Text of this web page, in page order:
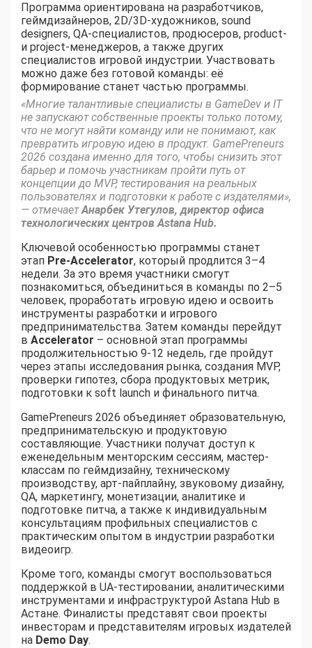
Программа ориентирована на разработчиков,
геймдизайнеров, 2D/3D-художников, sound
designers, QA-специалистов, продюсеров, product-
и project-менеджеров, а также других
специалистов игровой индустрии. Участвовать
можно даже без готовой команды: её
формирование станет частью программы.
«Многие талантливые специалисты в GameDev и IT
не запускают собственные проекты только потому,
что не могут найти команду или не понимают, как
превратить игровую идею в продукт. GamePreneurs
2026 создана именно для того, чтобы снизить этот
барьер и помочь участникам пройти путь от
концепции до MVP, тестирования на реальных
пользователях и подготовки к работе с издателями»,
— отмечаетАнарбек Утегулов, директор офиса
технологических центров Astana Hub.
Ключевой особенностью программы станет
этап Pre-Accelerator, который продлится 3–4
недели. За это время участники смогут
познакомиться, объединиться в команды по 2–5
человек, проработать игровую идею и освоить
инструменты разработки и игрового
предпринимательства. Затем команды перейдут
в Accelerator – основной этап программы
продолжительностью 9-12 недель, где пройдут
через этапы исследования рынка, создания MVP,
проверки гипотез, сбора продуктовых метрик,
подготовки к soft launch и финального питча.
GamePreneurs 2026 объединяет образовательную,
предпринимательскую и продуктовую
составляющие. Участники получат доступ к
еженедельным менторским сессиям, мастер-
классам по геймдизайну, техническому
производству, арт-пайплайну, звуковому дизайну,
QA, маркетингу, монетизации, аналитике и
подготовке питча, а также к индивидуальным
консультациям профильных специалистов с
практическим опытом в индустрии разработки
видеоигр.
Кроме того, команды смогут воспользоваться
поддержкой в UA-тестировании, аналитическими
инструментами и инфраструктурой Astana Hub в
Астане. Финалисты представят свои проекты
инвесторам и представителям игровых издателей
на Demo Day.